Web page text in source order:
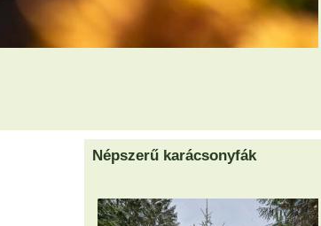
Népszerű karácsonyfák